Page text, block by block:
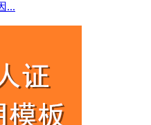
...